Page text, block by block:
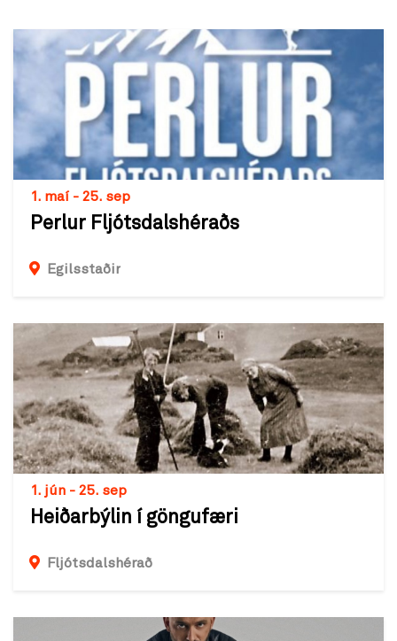
1. maí - 25. sep
Perlur Fljótsdalshéraðs
Egilsstaðir
1. jún - 25. sep
Heiðarbýlin í göngufæri
Fljótsdalshérað